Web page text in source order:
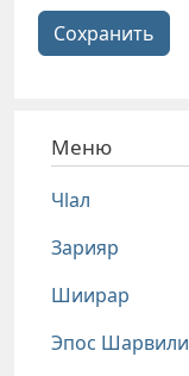
Сохранить
Меню
Чlал
Зарияр
Шиирар
Эпос Шарвили